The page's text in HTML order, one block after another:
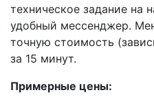
техническое задание на
удобный мессенджер.
точную стоимость
за 15 минут.
Примерные цены: